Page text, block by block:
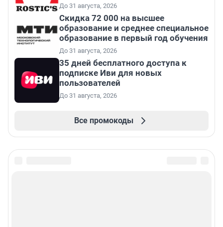
До 31 августа, 2026
Скидка 72 000 на высшее
образование и среднее специальное
образование в первый год обучения
До 31 августа, 2026
35 дней бесплатного доступа к
подписке Иви для новых
пользователей
До 31 августа, 2026
Все промокоды